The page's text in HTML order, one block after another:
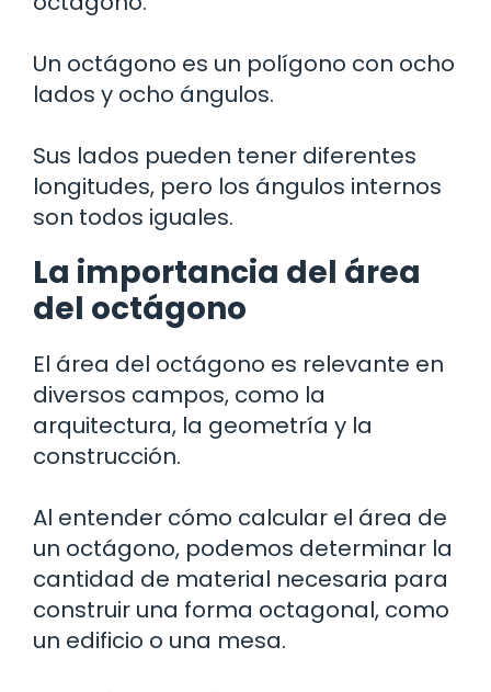
Un octágono es un polígono con ocho
lados y ocho ángulos.
Sus lados pueden tener diferentes
longitudes, pero los ángulos internos
son todos iguales.
La importancia del área
del octágono
El área del octágono es relevante en
diversos campos, como la
arquitectura, la geometría y la
construcción.
Al entender cómo calcular el área de
un octágono, podemos determinar la
cantidad de material necesaria para
construir una forma octagonal, como
un edificio o una mesa.